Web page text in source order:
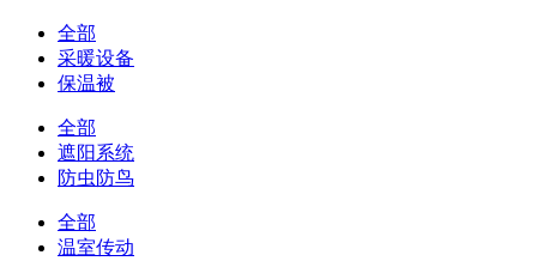
全部
采暖设备
保温被
全部
遮阳系统
防虫防鸟
全部
温室传动